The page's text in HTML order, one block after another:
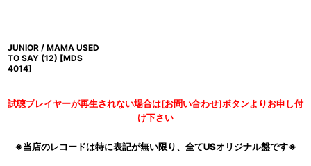
JUNIOR / MAMA USED
TO SAY (12) [MDS
4014]
試聴プレイヤーが再生されない場合は[お問い合わせ]ボタンよりお申し付
け下さい
※当店のレコードは特に表記が無い限り、全てUSオリジナル盤です※